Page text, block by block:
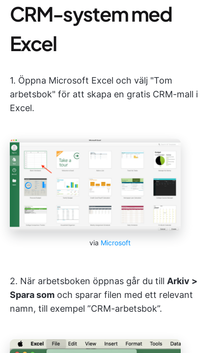
CRM-system med
Excel
1. Öppna Microsoft Excel och välj "Tom
arbetsbok" för att skapa en gratis CRM-mall i
Excel.
via Microsoft
2. När arbetsboken öppnas går du till Arkiv >
Spara som och sparar filen med ett relevant
namn, till exempel ”CRM-arbetsbok”.